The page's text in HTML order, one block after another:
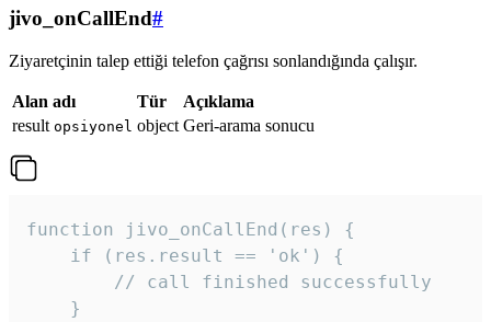
jivo_onCallEnd#
Ziyaretçinin talep ettiği telefon çağrısı sonlandığında çalışır.
Alan adı Tür
Açıklama
result opsiyonel object Geri-arama sonucu
function jivo_onCallEnd(res) {
    if (res.result == 'ok') {
        // call finished successfully
    }